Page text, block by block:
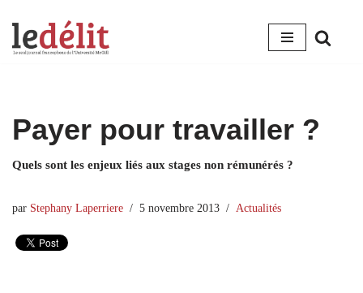
Aller
Payer pour travailler ?
Quels sont les enjeux liés aux stages non rémunérés ?
par Stephany Laperriere 5 novembre 2013 Actualités